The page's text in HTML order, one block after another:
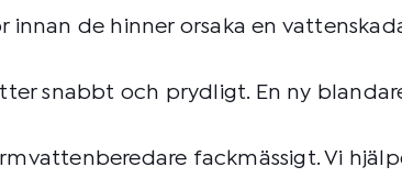
de hinner orsaka en
snabbt och prydligt. En ny
fackmässigt. Vi